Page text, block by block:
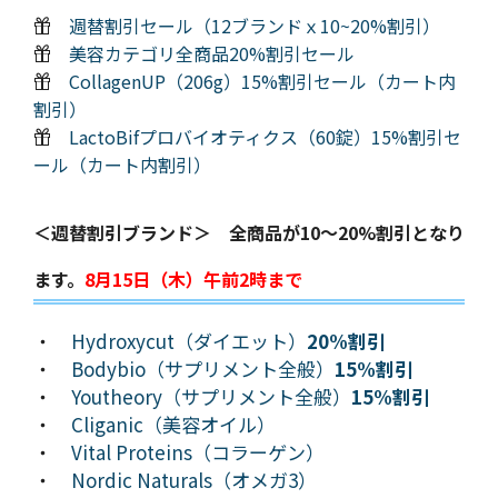
週替割引セール（12ブランドｘ10~20%割引）
美容カテゴリ全商品20%割引セール
CollagenUP（206g）15%割引セール（カート内
割引）
LactoBifプロバイオティクス（60錠）15%割引セ
ール（カート内割引）
＜週替割引ブランド＞ 全商品が10～20%割引となり
ます。 8月15日（木）午前2時まで
・ Hydroxycut（ダイエット） 20%割引
・ Bodybio（サプリメント全般） 15%割引
・ Youtheory（サプリメント全般） 15%割引
・ Cliganic（美容オイル）
・ Vital Proteins（コラーゲン）
・ Nordic Naturals（オメガ3）